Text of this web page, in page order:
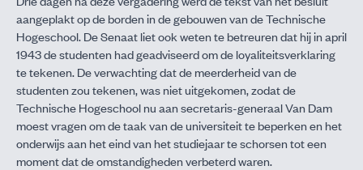
aangeplakt op de borden in de gebouwen van de Technische
Hogeschool. De Senaat liet ook weten te betreuren dat hij in april
1943 de studenten had geadviseerd om de loyaliteitsverklaring
te tekenen. De verwachting dat de meerderheid van de
studenten zou tekenen, was niet uitgekomen, zodat de
Technische Hogeschool nu aan secretaris-generaal Van Dam
moest vragen om de taak van de universiteit te beperken en het
onderwijs aan het eind van het studiejaar te schorsen tot een
moment dat de omstandigheden verbeterd waren.